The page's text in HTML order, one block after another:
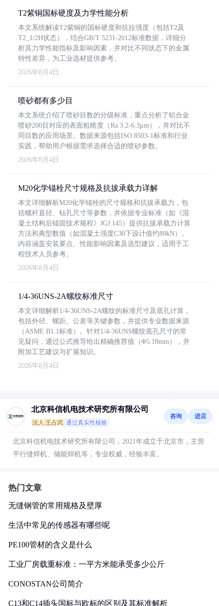
T2紫铜国标硬度及力学性能分析
本文系统解读T2紫铜的国标硬度和抗拉强度（包括T2及
T2_1/2H状态），结合GB/T 5231-2012标准数据，详细分
析其力学性能指标及影响因素，并对比不同状态下的金属
特性差异，为工业选材提供参考。
2026年8月4日
喷砂都有多少目
本文系统介绍了喷砂目数的分级标准，重点分析了铝合金
喷砂200目对应的表面粗糙度（Ra 3.2-6.3μm），并对比不
同目数的应用场景。数据来源包括ISO 8503-1标准和行业
实践，帮助用户根据需求选择合适的喷砂参数。
2026年8月4日
M20化学锚栓尺寸规格及抗拔承载力详解
本文详细解析M20化学锚栓的尺寸规格和抗拔承载力，包
括螺杆直径、钻孔尺寸等参数，并依据专业标准（如《混
凝土结构后锚固技术规程》JGJ 145）提供抗拔承载力计算
方法和典型数值（如混凝土强度C30下设计值约80kN）。
内容涵盖安装要点、性能影响因素及选型建议，适用于工
程技术人员参考。
2026年8月4日
1/4-36UNS-2A螺纹标准尺寸
本文详细解析1/4-36UNS-2A螺纹的标准尺寸及底孔计算，
包括外径、螺距、公差等关键参数，并提供专业数据来源
（ASME B1.1标准）。针对1/4-36UNS螺纹底孔尺寸的常
见疑问，通过公式推导给出精确推荐值（Φ5.18mm），并
附加工艺建议与扩展知识。
2026年8月4日
北京科信机电技术研究所有限公司
法人:王占武 通过真实性核验
咨询 进店
北京科信机电技术研究所有限公司，2021年成立于北京市，主营
平行缝焊机、储能焊机等，专业权威，经验丰富。
热门文章
无缝钢管的常用规格及壁厚
生活中常见的传感器有哪些呢
PE100管材的含义是什么
工业厂房载重标准：一平方米能承受多少公斤
CONOSTAN公司简介
C13和C14插头国标与欧标的区别及其标准解析